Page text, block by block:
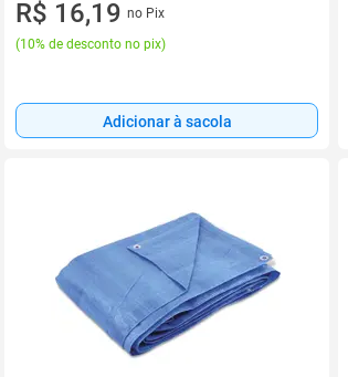
R$ 16,19 no Pix
(10% de desconto no pix)
Adicionar à sacola